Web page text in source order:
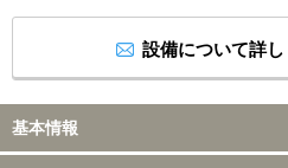
設備について詳
基本情報